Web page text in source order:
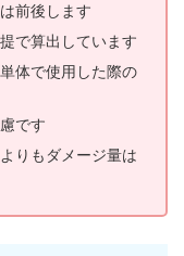
前後します
で算出しています
体で使用した際の
です
りもダメージ量は